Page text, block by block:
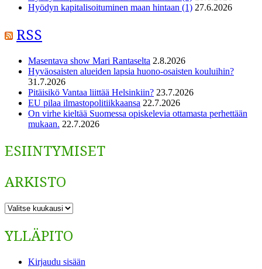
Hyödyn kapitalisoituminen maan hintaan (1) 27.6.2026
RSS
Masentava show Mari Rantaselta 2.8.2026
Hyväosaisten alueiden lapsia huono-osaisten kouluihin?
31.7.2026
Pitäisikö Vantaa liittää Helsinkiin? 23.7.2026
EU pilaa ilmastopolitiikkaansa 22.7.2026
On virhe kieltää Suomessa opiskelevia ottamasta perhettään
mukaan. 22.7.2026
ESIINTYMISET
ARKISTO
ARKISTO
YLLÄPITO
Kirjaudu sisään